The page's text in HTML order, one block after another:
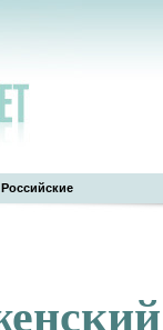
Российские